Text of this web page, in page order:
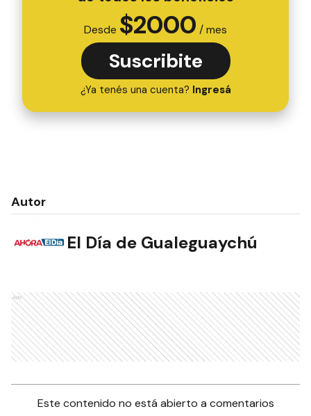
Desde $2000 / mes
Suscribite
¿Ya tenés una cuenta? Ingresá
Autor
El Día de Gualeguaychú
Ads
Este contenido no está abierto a comentarios